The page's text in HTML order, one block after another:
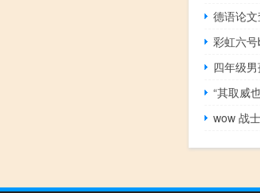
德语论
彩虹六
四年级
“其取威
wow 战